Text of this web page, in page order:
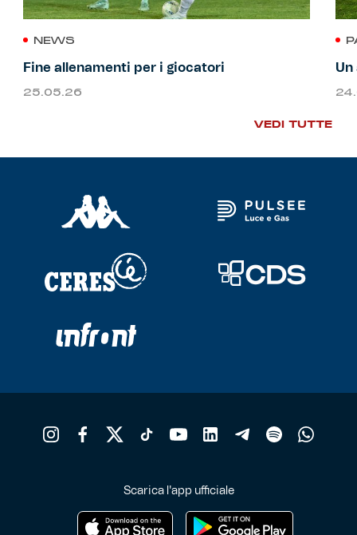
NEWS
Fine allenamenti per i giocatori
25.05.26
Un
VEDI TUTTE
Scarica l'app ufficiale